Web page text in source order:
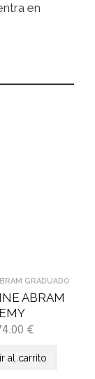
en
GRADUADO
ABRAM
EMY
€
al carrito